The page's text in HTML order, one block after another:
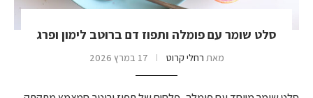
סלט שומר עם פומלה ותפוז דם ברוטב לימון ופרג
מאת רחלי קרוט 17 במרץ 2026